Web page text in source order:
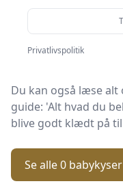
Hvad enten du
vi gjort arbejdet
Du kan også læse alt
guide: 'Alt hvad du
blive godt klædt på
Se alle 0 babykyser
Privatlivspolitik